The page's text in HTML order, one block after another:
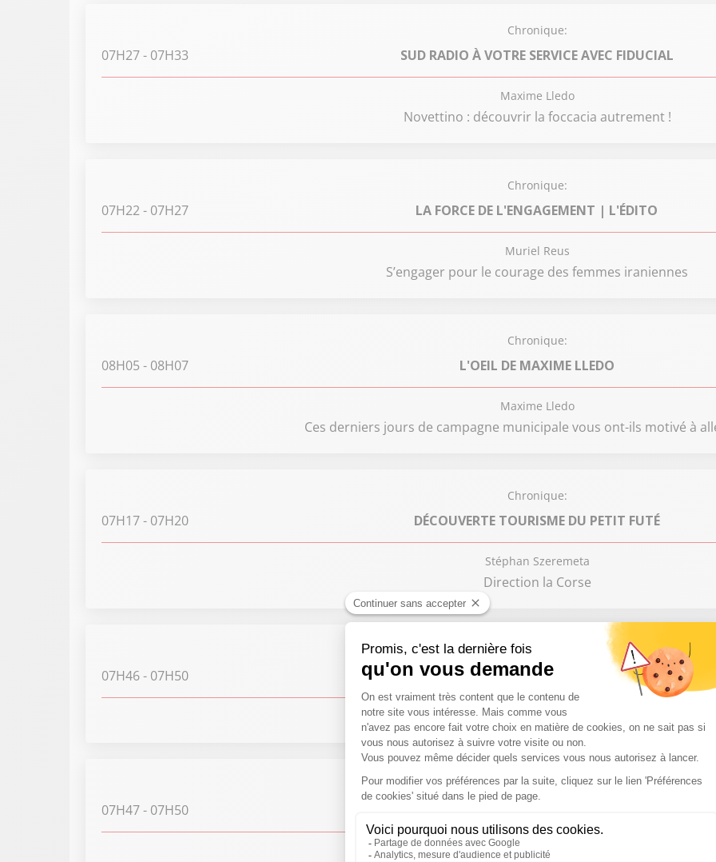
Chronique:
07H27- 07H33 SUD RADIO À VOTRE SERVICE AVEC FIDUCIAL
Maxime Lledo
Novettino : découvrir la foccacia autrement !
Chronique:
07H22- 07H27 LA FORCE DE L'ENGAGEMENT | L'ÉDITO
Muriel Reus
S’engager pour le courage des femmes iraniennes
Chronique:
08H05 - 08H07 L'OEIL DE MAXIME LLEDO
Maxime Lledo
Ces derniers jours de campagne municipale vous ont-ils motivé à
Chronique:
07H17- 07H20 DÉCOUVERTE TOURISME DU PETIT FUTÉ
Stéphan Szeremeta
Direction la Corse
Chronique:
07H46- 07H50 COMMENT VA LA PLANÈTE
Nicolas Pereira
Chronique:
07H47- 07H50
Maxime Lledo